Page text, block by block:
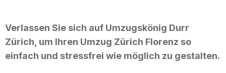
Verlassen Sie sich auf Umzugskönig Durr
Zürich, um Ihren Umzug Zürich Florenz so
einfach und stressfrei wie möglich zu gestalten.